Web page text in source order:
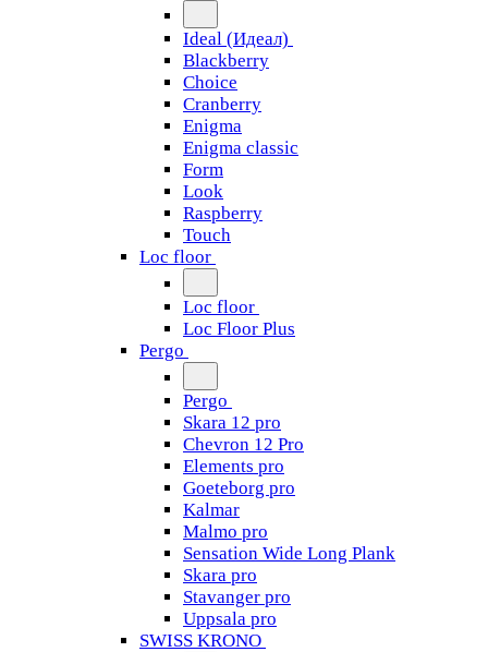
Ideal (Идеал)
Blackberry
Choice
Cranberry
Enigma
Enigma classic
Form
Look
Raspberry
Touch
Loc floor
Loc floor
Loc Floor Plus
Pergo
Pergo
Skara 12 pro
Chevron 12 Pro
Elements pro
Goeteborg pro
Kalmar
Malmo pro
Sensation Wide Long Plank
Skara pro
Stavanger pro
Uppsala pro
SWISS KRONO